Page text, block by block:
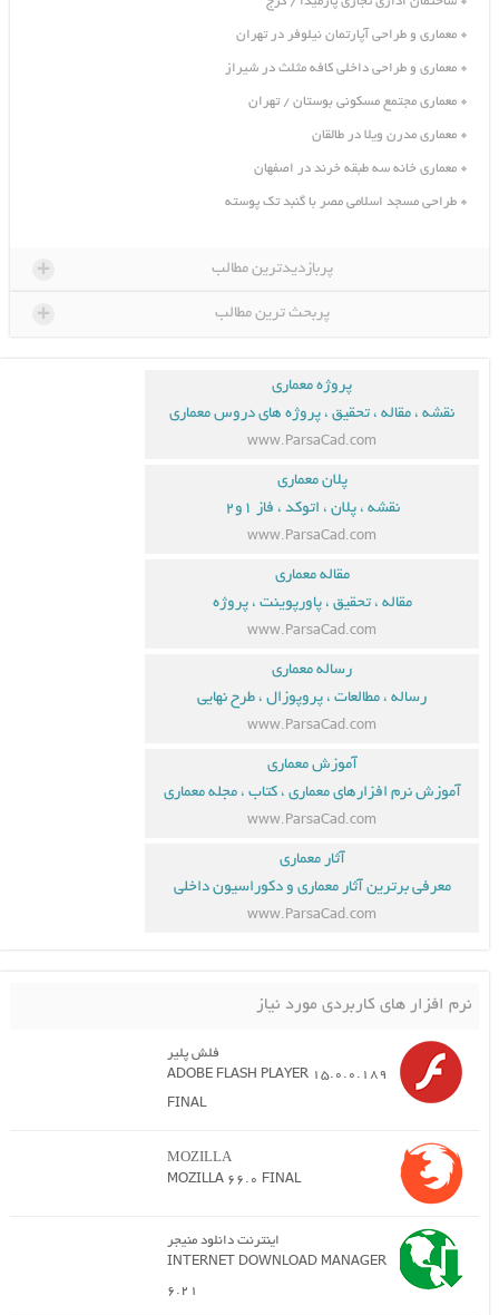
معماری و طراحی آپارتمان نیلوفر در تهران
معماری و طراحی داخلی کافه مثلث در شیراز
معماری مجتمع مسکونی بوستان / تهران
معماری مدرن ویلا در طالقان
معماری خانه سه طبقه خرند در اصفهان
طراحی مسجد اسلامی مصر با گنبد تک پوسته
پربازدیدترین مطالب +
پربحث ترین مطالب +
پروژه معماری
نقشه ، مقاله ، تحقیق ، پروژه های دروس معماری
www.ParsaCad.com
پلان معماری
نقشه ، پلان ، اتوکد ، فاز ۱و۲
www.ParsaCad.com
مقاله معماری
مقاله ، تحقیق ، پاورپوینت ، پروژه
www.ParsaCad.com
رساله معماری
رساله ، مطالعات ، پروپوزال ، طرح نهایی
www.ParsaCad.com
آموزش معماری
آموزش نرم افزارهای معماری ، کتاب ، مجله معماری
www.ParsaCad.com
آثار معماری
معرفی برترین آثار معماری و دکوراسیون داخلی
www.ParsaCad.com
نرم افزار های کاربردی مورد نیاز
فلش پلیر
ADOBE FLASH PLAYER 15.0.0.189
FINAL
MOZILLA
MOZILLA 66.0 FINAL
اینترنت دانلود منیجر
INTERNET DOWNLOAD MANAGER
6.21